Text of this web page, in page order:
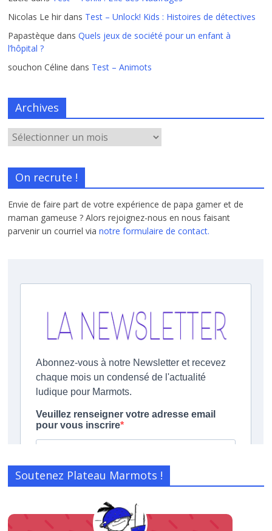
Nicolas Le hir dans Test – Unlock! Kids : Histoires de détectives
Papastèque dansQuels jeux de société pour un enfant à
l’hôpital ?
souchon Céline dans Test – Animots
Archives
On recrute !
Envie de faire part de votre expérience de papa gamer et de
maman gameuse ? Alors rejoignez-nous en nous faisant
parvenir un courriel vianotre formulaire de contact.
Soutenez Plateau Marmots !